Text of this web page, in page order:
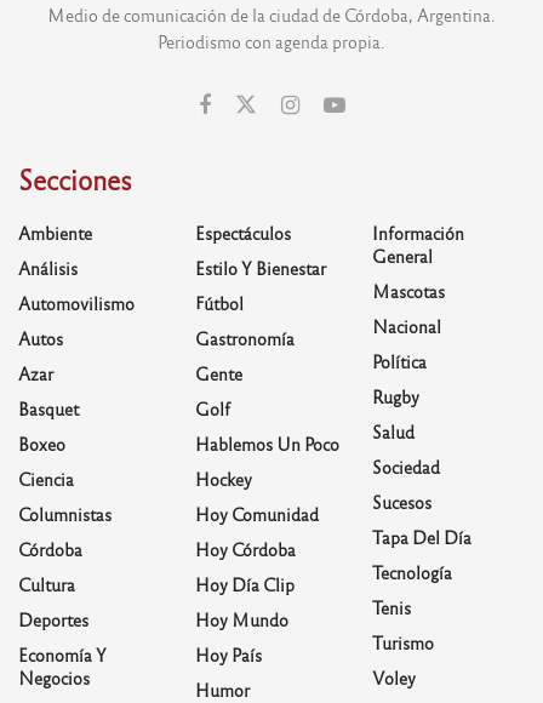
Medio de comunicación de la ciudad de Córdoba, Argentina.
Periodismo con agenda propia.
Secciones
Ambiente
Análisis
Automovilismo
Autos
Azar
Basquet
Boxeo
Ciencia
Columnistas
Córdoba
Cultura
Deportes
Economía Y
Negocios
Espectáculos
Estilo Y Bienestar
Fútbol
Gastronomía
Gente
Golf
Hablemos Un Poco
Hockey
Hoy Comunidad
Hoy Córdoba
Hoy Día Clip
Hoy Mundo
Hoy País
Humor
Información
General
Mascotas
Nacional
Política
Rugby
Salud
Sociedad
Sucesos
Tapa Del Día
Tecnología
Tenis
Turismo
Voley